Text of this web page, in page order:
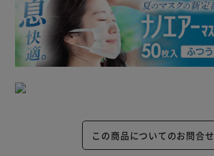
この商品についてのお問合せ